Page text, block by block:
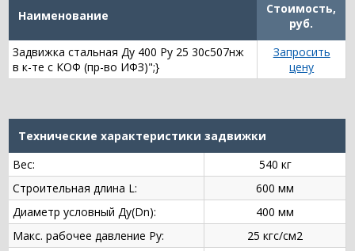
Наименование
Стоимость,
руб.
Задвижка стальная Ду 400 Ру 25 30с507нж
в к-те с КОФ (пр-во ИФЗ)";}
Запросить
цену
Технические характеристики задвижки
Вес:
540 кг
Строительная длина L:
600 мм
Диаметр условный Ду(Dn):
400 мм
Макс. рабочее давление Ру:
25 кгс/см2